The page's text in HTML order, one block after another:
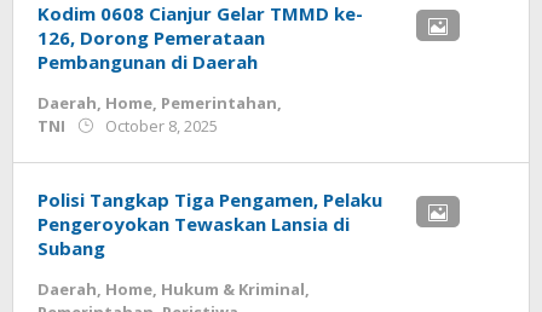
Kodim 0608 Cianjur Gelar TMMD ke-
126, Dorong Pemerataan
Pembangunan di Daerah
Daerah, Home, Pemerintahan,
TNI
October 8, 2025
Polisi Tangkap Tiga Pengamen, Pelaku
Pengeroyokan Tewaskan Lansia di
Subang
Daerah, Home, Hukum & Kriminal,